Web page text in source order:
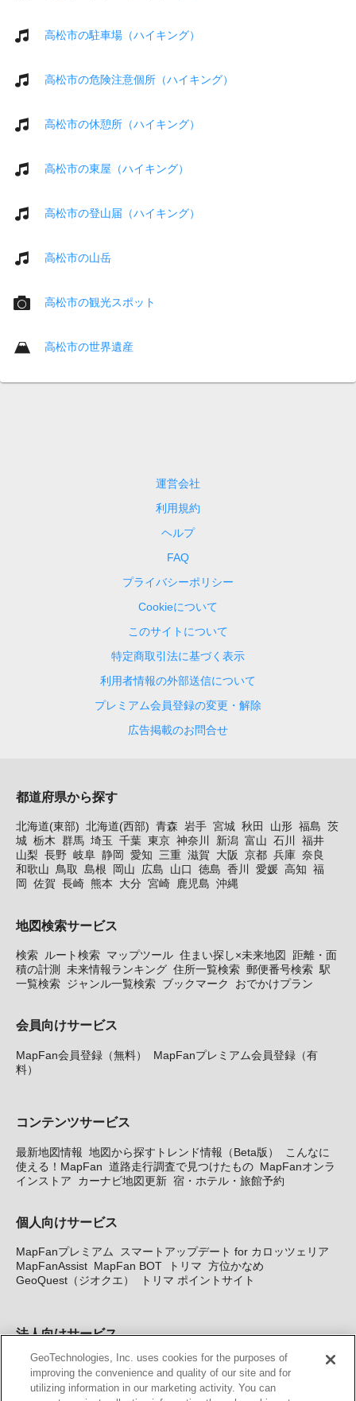
高松市の駐車場（ハイキング）
高松市の危険注意個所（ハイキング）
高松市の休憩所（ハイキング）
高松市の東屋（ハイキング）
高松市の登山届（ハイキング）
高松市の山岳
高松市の観光スポット
高松市の世界遺産
運営会社
利用規約
ヘルプ
FAQ
プライバシーポリシー
Cookieについて
このサイトについて
特定商取引法に基づく表示
利用者情報の外部送信について
プレミアム会員登録の変更・解除
広告掲載のお問合せ
都道府県から探す
北海道(東部) 北海道(西部) 青森 岩手 宮城 秋田 山形 福島 茨
城 栃木 群馬 埼玉 千葉 東京 神奈川 新潟 富山 石川
福井
山梨 長野 岐阜 静岡 愛知 三重 滋賀 大阪 京都 兵庫 奈良
和歌山 鳥取 島根 岡山 広島 山口 徳島 香川 愛媛 高知 福
岡
佐賀 長崎 熊本 大分 宮崎 鹿児島 沖縄
地図検索サービス
検索 ルート検索 マップツール 住まい探し×未来地図
距離・面
積の計測
未来情報ランキング 住所一覧検索 郵便番号検索 駅
一覧検索 ジャンル一覧検索 ブックマーク おでかけプラン
会員向けサービス
MapFan会員登録（無料）
MapFanプレミアム会員登録（有
料）
コンテンツサービス
最新地図情報 地図から探すトレンド情報（Beta版）
こんなに
使える！MapFan 道路走行調査で見つけたもの MapFanオンラ
インストア
カーナビ地図更新 宿・ホテル・旅館予約
個人向けサービス
MapFanプレミアム
スマートアップデート for カロッツェリア
MapFanAssist MapFan BOT トリマ 方位かなめ
GeoQuest（ジオクエ）
トリマ ポイントサイト
法人向けサービス
法人向け地図・位置情報サービス WEBサイト・システム向け地
図API Windows PC向け地図開発キット MapFan DB 住所確認
サービス
MAP WORLD+ トリマ広告 Geo-Research
GeoTechnologies, Inc. uses cookies for the purposes of
improving the convenience and quality of our site and for
utilizing information in our marketing activity. You can